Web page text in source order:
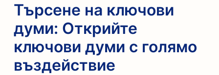
Търсене на ключови
думи: Открийте
ключови думи с голямо
въздействие